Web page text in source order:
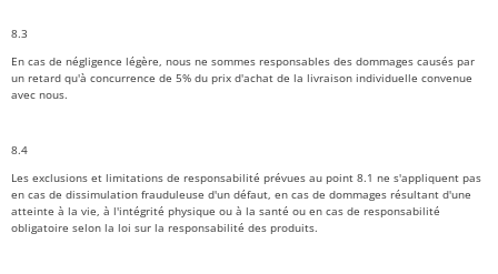
8.3
En cas de négligence légère, nous ne sommes responsables des dommages causés par
un retard qu'à concurrence de 5% du prix d'achat de la livraison individuelle convenue
avec nous.
8.4
Les exclusions et limitations de responsabilité prévues au point 8.1 ne s'appliquent pas
en cas de dissimulation frauduleuse d'un défaut, en cas de dommages résultant d'une
atteinte à la vie, à l'intégrité physique ou à la santé ou en cas de responsabilité
obligatoire selon la loi sur la responsabilité des produits.